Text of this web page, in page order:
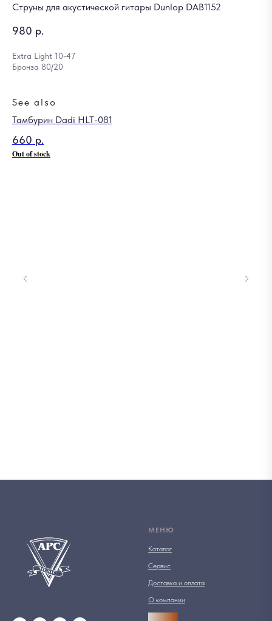
Струны для акустической гитары Dunlop DAB1152
980 р.
Extra Light 10-47
Бронза 80/20
See also
Тамбурин Dadi HLT-081
660 р.
Out of stock
МЕНЮ
Каталог
Сервис
Доставка и оплата
О компании